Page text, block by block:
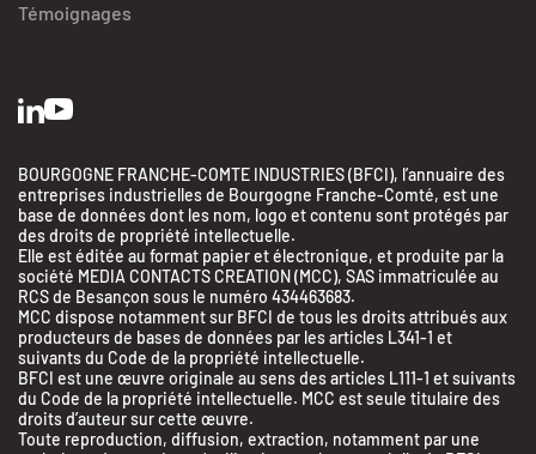
Témoignages
BOURGOGNE FRANCHE-COMTE INDUSTRIES (BFCI), l’annuaire des
entreprises industrielles de Bourgogne Franche-Comté, est une
base de données dont les nom, logo et contenu sont protégés par
des droits de propriété intellectuelle.
Elle est éditée au format papier et électronique, et produite par la
société MEDIA CONTACTS CREATION (MCC), SAS immatriculée au
RCS de Besançon sous le numéro 434463683.
MCC dispose notamment sur BFCI de tous les droits attribués aux
producteurs de bases de données par les articles L341-1 et
suivants du Code de la propriété intellectuelle.
BFCI est une œuvre originale au sens des articles L111-1 et suivants
du Code de la propriété intellectuelle. MCC est seule titulaire des
droits d’auteur sur cette œuvre.
Toute reproduction, diffusion, extraction, notamment par une
BFC Industries